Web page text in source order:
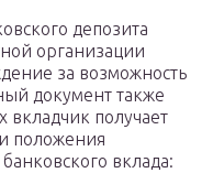
депозита
организации
за возможность
документ также
вкладчик получает
положения
вклада: